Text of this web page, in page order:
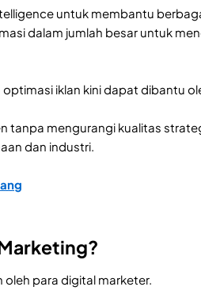
untuk membantu
dalam jumlah besar untuk
iklan kini dapat dibantu
mengurangi kualitas
dan industri.
oleh para digital marketer.